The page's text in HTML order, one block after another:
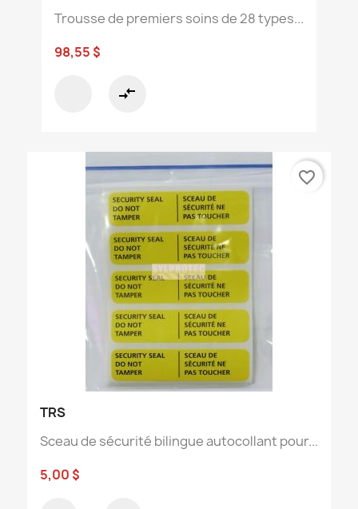
Trousse de premiers soins de 28 types...
98,55 $
compare_arrows
TRS
Sceau de sécurité bilingue autocollant pour...
5,00 $
favorite_border